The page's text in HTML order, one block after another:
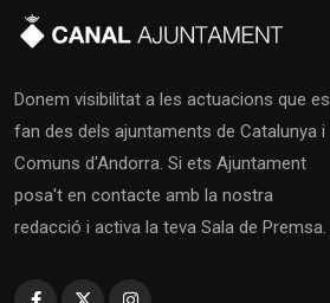
Donem visibilitat a les actuacions que es
fan des dels ajuntaments de Catalunya i
Comuns d'Andorra. Si ets Ajuntament
posa't en contacte amb la nostra
redacció i activa la teva Sala de Premsa.